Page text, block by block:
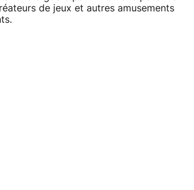
de jeux et autres amusements